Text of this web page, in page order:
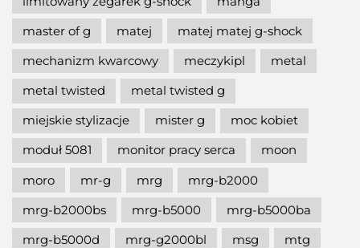
master of g
matej
matej matej g-shock
mechanizm kwarcowy
meczykipl
metal
metal twisted
metal twisted g
miejskie stylizacje
mister g
moc kobiet
moduł 5081
monitor pracy serca
moon
moro
mr-g mrg
mrg-b2000
mrg-b2000bs
mrg-b5000
mrg-b5000ba
mrg-b5000d
mrg-g2000bl msg
mtg